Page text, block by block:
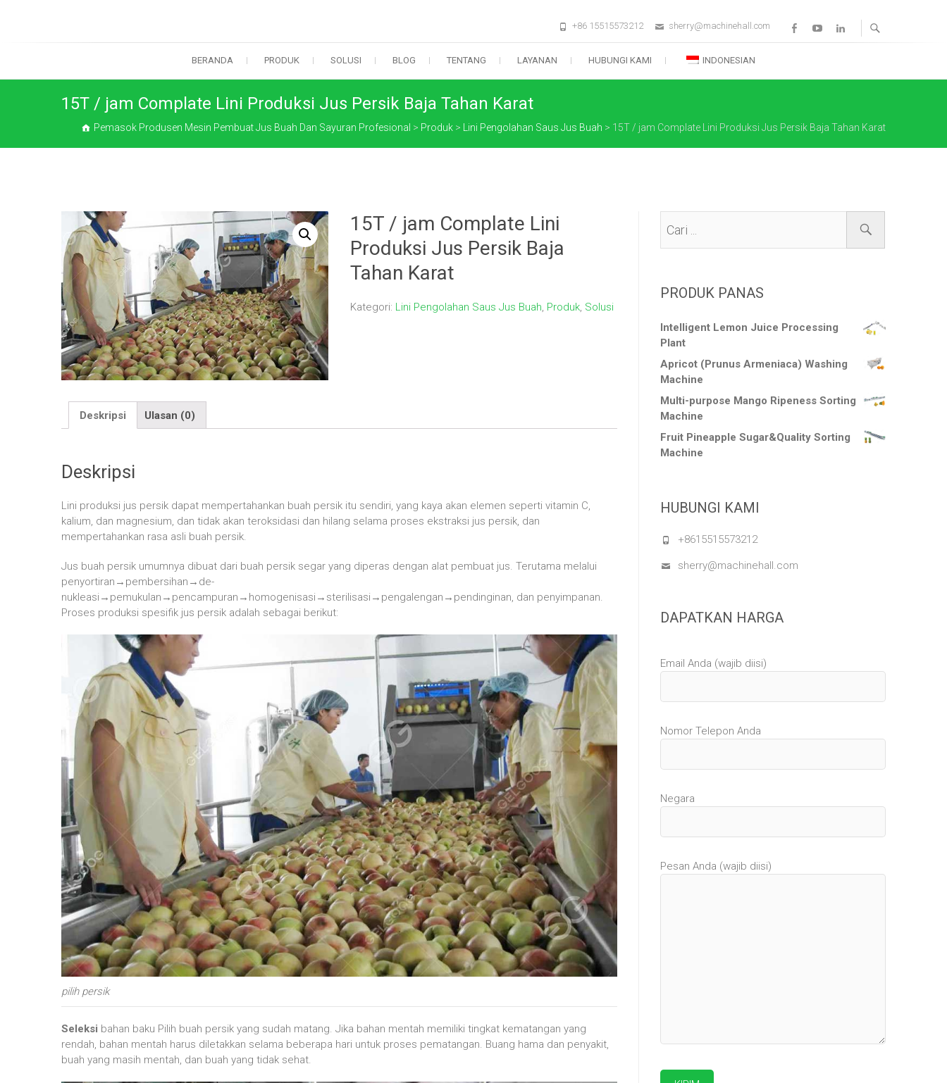
Facebook
YoutubeLinkedin
+86 15515573212 sherry@machinehall.com
BERANDA PRODUK SOLUSI BLOG TENTANG LAYANAN HUBUNGI KAMI INDONESIAN
15T / jam Complate Lini Produksi Jus Persik Baja Tahan Karat
Pemasok Produsen Mesin Pembuat Jus Buah Dan Sayuran Profesional > Produk > Lini Pengolahan Saus Jus Buah > 15T / jam Complate Lini Produksi Jus Persik Baja Tahan Karat
15T / jam Complate Lini
Produksi Jus Persik Baja
Tahan Karat
Kategori: Lini Pengolahan Saus Jus Buah, Produk, Solusi
Deskripsi Ulasan (0)
Deskripsi
Lini produksi jus persik dapat mempertahankan buah persik itu sendiri, yang kaya akan elemen seperti vitamin C,
kalium, dan magnesium, dan tidak akan teroksidasi dan hilang selama proses ekstraksi jus persik, dan
mempertahankan rasa asli buah persik.
Jus buah persik umumnya dibuat dari buah persik segar yang diperas dengan alat pembuat jus. Terutama melalui
penyortiran → pembersihan → de-
nukleasi → pemukulan → pencampuran → homogenisasi → sterilisasi → pengalengan → pendinginan, dan penyimpanan.
Proses produksi spesifik jus persik adalah sebagai berikut:
pilih persik
Seleksi bahan baku Pilih buah persik yang sudah matang. Jika bahan mentah memiliki tingkat kematangan yang
rendah, bahan mentah harus diletakkan selama beberapa hari untuk proses pematangan. Buang hama dan penyakit,
buah yang masih mentah, dan buah yang tidak sehat.
PRODUK PANAS
Intelligent Lemon Juice Processing
Plant
Apricot (Prunus Armeniaca) Washing
Machine
Multi-purpose Mango Ripeness Sorting
Machine
Fruit Pineapple Sugar&Quality Sorting
Machine
HUBUNGI KAMI
+8615515573212
sherry@machinehall.com
DAPATKAN HARGA
Email Anda (wajib diisi)
Nomor Telepon Anda
Negara
Pesan Anda (wajib diisi)